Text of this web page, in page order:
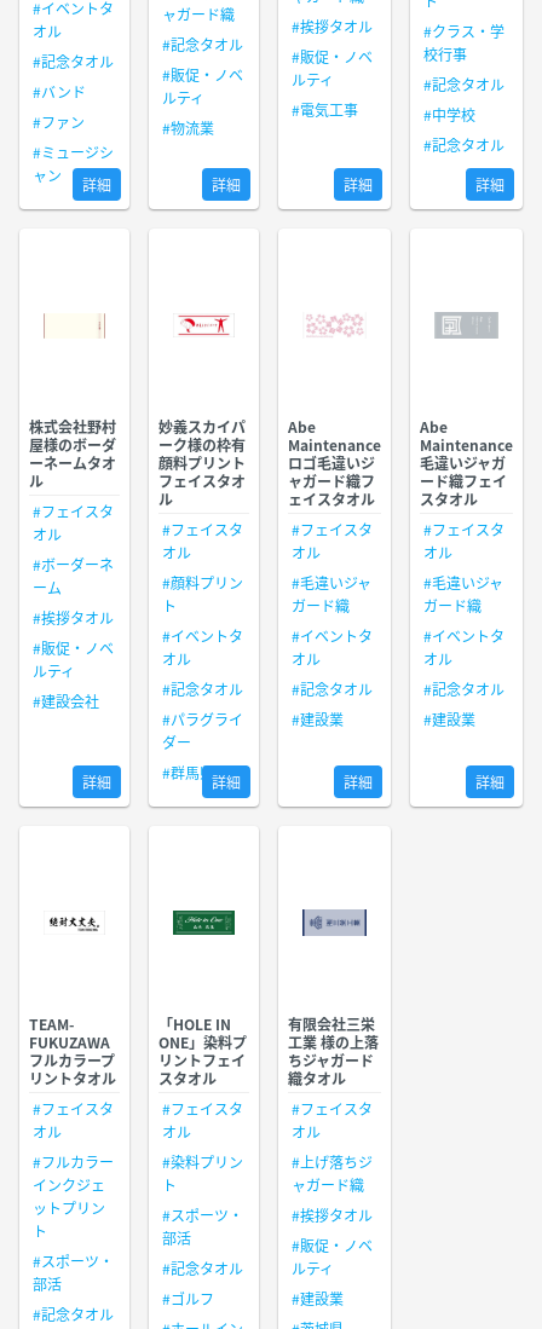
#イベントタ
オル
#記念タオル
#バンド
#ファン
#ミュージシ
ャン
詳細
ャガード織
#記念タオル
#販促・ノベ
ルティ
#物流業
詳細
#挨拶タオル
#販促・ノベ
ルティ
#電気工事
詳細
#クラス・学
校行事
#記念タオル
#中学校
#記念タオル
詳細
株式会社野村
屋様のボーダ
ーネームタオ
ル
#フェイスタ
オル
#ボーダーネ
ーム
#挨拶タオル
#販促・ノベ
ルティ
#建設会社
詳細
妙義スカイパ
ーク様の枠有
顔料プリント
フェイスタオ
ル
#フェイスタ
オル
#顔料プリン
ト
#イベントタ
オル
#記念タオル
#パラグライ
ダー
#群馬県詳細
Abe
Maintenance
ロゴ毛違いジ
ャガード織フ
ェイスタオル
#フェイスタ
オル
#毛違いジャ
ガード織
#イベントタ
オル
#記念タオル
#建設業
詳細
Abe
Maintenance
毛違いジャガ
ード織フェイ
スタオル
#フェイスタ
オル
#毛違いジャ
ガード織
#イベントタ
オル
#記念タオル
#建設業
詳細
TEAM-
FUKUZAWA
フルカラープ
リントタオル
#フェイスタ
オル
#フルカラー
インクジェ
ットプリン
ト
#スポーツ・
部活
#記念タオル
「HOLE IN
ONE」染料プ
リントフェイ
スタオル
#フェイスタ
オル
#染料プリン
ト
#スポーツ・
部活
#記念タオル
#ゴルフ
有限会社三栄
工業 様の上落
ちジャガード
織タオル
#フェイスタ
オル
#上げ落ちジ
ャガード織
#挨拶タオル
#販促・ノベ
ルティ
#建設業